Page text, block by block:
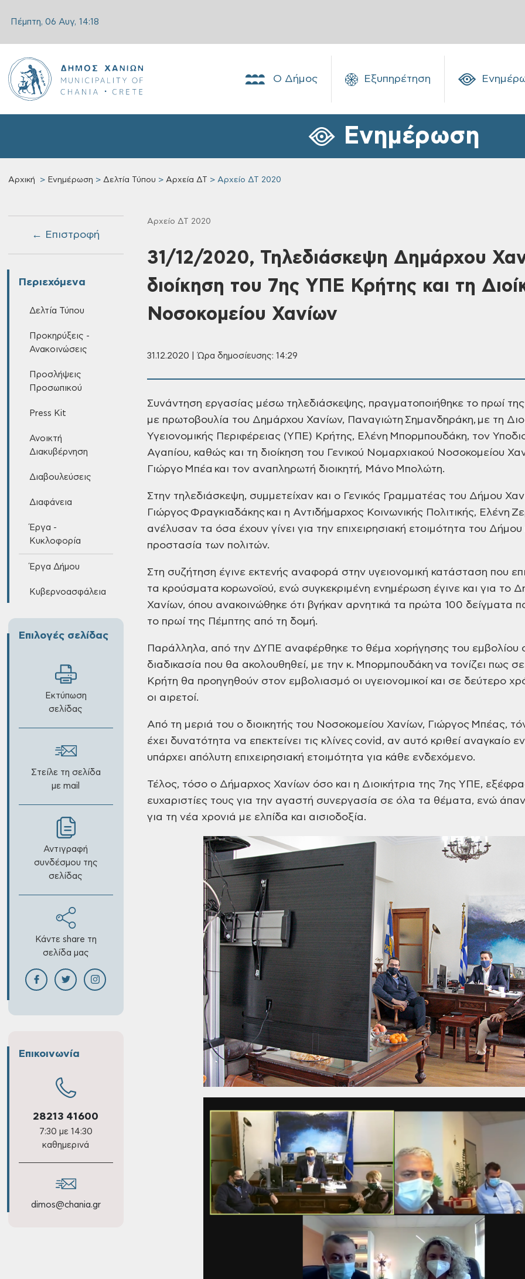
Πέμπτη, 06 Αυγ, 14:18
Ο Δήμος Εξυπηρέτηση
Ενημέρωση
Αρχική Ενημέρωση Δελτία Τύπου Αρχεία ΔΤ Αρχείο ΔΤ 2020
← Επιστροφή
Περιεχόμενα
Δελτία Τύπου
Προκηρύξεις -
Ανακοινώσεις
Προσλήψεις
Προσωπικού
Press Kit
Ανοικτή
Διακυβέρνηση
Διαβουλεύσεις
Διαφάνεια
Έργα -
Κυκλοφορία
Έργα Δήμου
Κυβερνοασφάλεια
Επιλογές σελίδας
Εκτύπωση
σελίδας
Στείλε τη σελίδα
με mail
Αντιγραφή
συνδέσμου της
σελίδας
Κάντε share τη
σελίδα μας
Επικοινωνία
28213 41600
7:30 με 14:30
καθημερινά
dimos@chania.gr
Αρχείο ΔΤ 2020
31/12/2020, Τηλεδιάσκεψη Δημάρχου
διοίκηση του 7ης ΥΠΕ Κρήτης και τη
Νοσοκομείου Χανίων
31.12.2020 | Ώρα δημοσίευσης: 14:29
Συνάντηση εργασίας μέσω τηλεδιάσκεψης, πραγματοποιήθηκε το πρωί
με πρωτοβουλία του Δημάρχου Χανίων, Παναγιώτη Σημανδηράκη, με τη
Υγειονομικής Περιφέρειας (ΥΠΕ) Κρήτης, Ελένη Μπορμπουδάκη, τον
Αγαπίου, καθώς και τη διοίκηση του Γενικού Νομαρχιακού Νοσοκομείου
Γιώργο Μπέα και τον αναπληρωτή διοικητή, Μάνο Μπολώτη.
Στην τηλεδιάσκεψη, συμμετείχαν και ο Γενικός Γραμματέας του Δήμου
Γιώργος Φραγκιαδάκης και η Αντιδήμαρχος Κοινωνικής Πολιτικής, Ελένη
ανέλυσαν τα όσα έχουν γίνει για την επιχειρησιακή ετοιμότητα του Δήμου
προστασία των πολιτών.
Στη συζήτηση έγινε εκτενής αναφορά στην υγειονομική κατάσταση που
τα κρούσματα κορωνοϊού, ενώ συγκεκριμένη ενημέρωση έγινε και για το
Χανίων, όπου ανακοινώθηκε ότι βγήκαν αρνητικά τα πρώτα 100 δείγματα
το πρωί της Πέμπτης από τη δομή.
Παράλληλα, από την ΔΥΠΕ αναφέρθηκε το θέμα χορήγησης του εμβολίου
διαδικασία που θα ακολουθηθεί, με την κ. Μπορμπουδάκη να τονίζει πως
Κρήτη θα προηγηθούν στον εμβολιασμό οι υγειονομικοί και σε δεύτερο
οι αιρετοί.
Από τη μεριά του ο διοικητής του Νοσοκομείου Χανίων, Γιώργος Μπέας,
έχει δυνατότητα να επεκτείνει τις κλίνες covid, αν αυτό κριθεί αναγκαίο
υπάρχει απόλυτη επιχειρησιακή ετοιμότητα για κάθε ενδεχόμενο.
Τέλος, τόσο ο Δήμαρχος Χανίων όσο και η Διοικήτρια της 7ης ΥΠΕ,
ευχαριστίες τους για την αγαστή συνεργασία σε όλα τα θέματα, ενώ
για τη νέα χρονιά με ελπίδα και αισιοδοξία.